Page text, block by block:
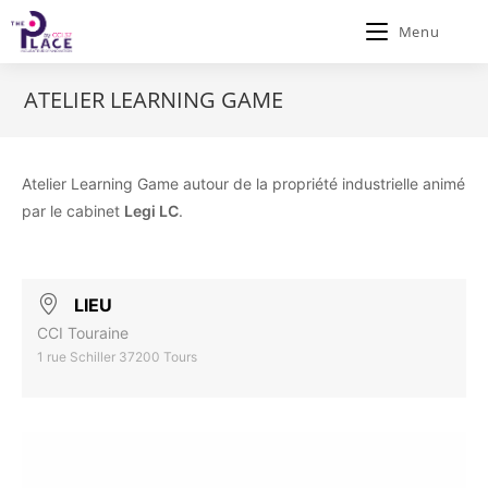
Menu
ATELIER LEARNING GAME
Atelier Learning Game autour de la propriété industrielle animé
par le cabinet Legi LC.
LIEU
CCI Touraine
1 rue Schiller 37200 Tours